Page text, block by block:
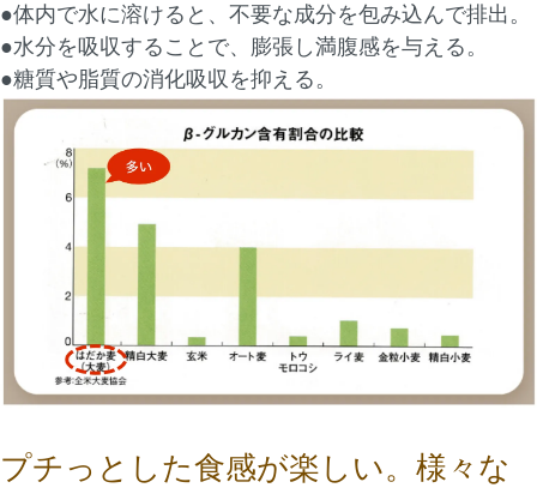
●体内で水に溶けると、不要な成分を包み込んで排出。
●水分を吸収することで、膨張し満腹感を与える。
●糖質や脂質の消化吸収を抑える。
プチっとした食感が楽しい。様々な